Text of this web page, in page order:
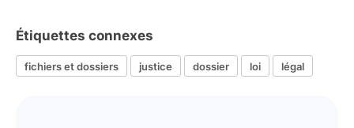
Étiquettes connexes
fichiers et dossiers justice dossier loi légal